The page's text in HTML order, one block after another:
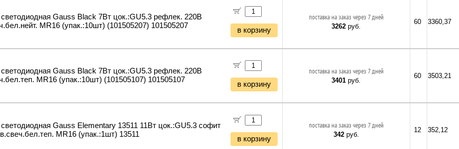
Gauss Black 7Вт цок.:GU5.3 рефлек. 220B
MR16 (упак.:10шт) (101505207) 101505207
в корзину
поставка на заказ через 7 дней
3262 руб.
60 3360,37
Gauss Black 7Вт цок.:GU5.3 рефлек. 220B
MR16 (упак.:10шт) (101505107) 101505107
в корзину
поставка на заказ через 7 дней
3401 руб.
60 3503,21
Gauss Elementary 13511 11Вт цок.:GU5.3 софит
MR16 (упак.:1шт) 13511
в корзину
поставка на заказ через 7 дней
342руб.
12 352,12